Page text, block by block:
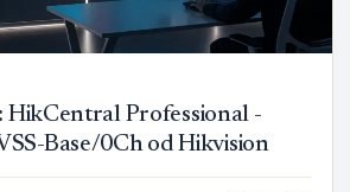
HikCentral Professional -
Base/0Ch od Hikvision